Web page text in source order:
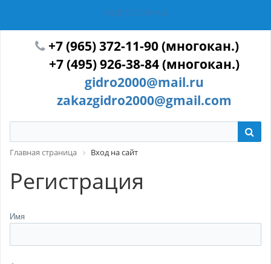
ГИДРОТЕХМАШ
+7 (965) 372-11-90 (многокан.)
+7 (495) 926-38-84 (многокан.)
gidro2000@mail.ru
zakazgidro2000@gmail.com
Главная страница Вход на сайт
Регистрация
Имя